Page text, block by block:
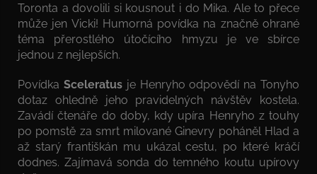
Toronta a dovolili si kousnout i do Mika. Ale to přece
může jen Vicki! Humorná povídka na značně ohrané
téma přerostlého útočícího hmyzu je ve sbírce
jednou z nejlepších.
Povídka Sceleratusje Henryho odpovědí na Tonyho
dotaz ohledně jeho pravidelných návštěv kostela.
Zavádí čtenáře do doby, kdy upíra Henryho z touhy
po pomstě za smrt milované Ginevry poháněl Hlad a
až starý františkán mu ukázal cestu, po které kráčí
dodnes. Zajímavá sonda do temného koutu upírovy